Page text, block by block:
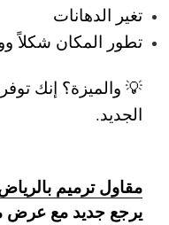
تغير الدهانات
تطور المكان شكلاً
💡 والميزة؟ إنك
الجديد.
مقاول ترميم
يرجع جديد مع عرض